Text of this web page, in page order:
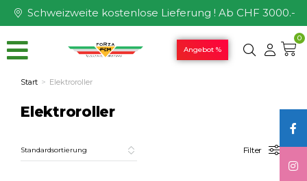
Schweizweite kostenlose Lieferung ! Ab CHF 3000.-
Angebot %
0
Sie befinden sich hier:
Start Elektroroller
Elektroroller
Filter